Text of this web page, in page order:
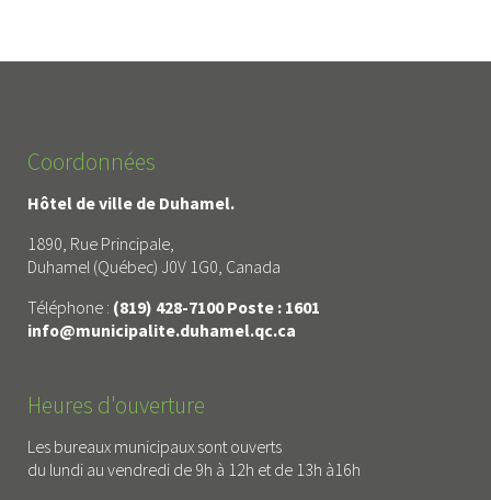
Coordonnées
Hôtel de ville de Duhamel.
1890, Rue Principale,
Duhamel (Québec) J0V 1G0, Canada
Téléphone : (819) 428-7100 Poste : 1601
info@municipalite.duhamel.qc.ca
Heures d'ouverture
Les bureaux municipaux sont ouverts
du lundi au vendredi de 9h à 12h et de 13h à16h